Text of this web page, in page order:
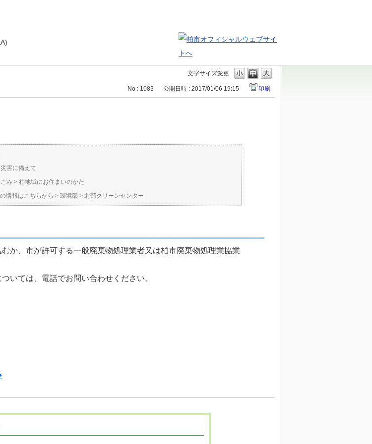
文字サイズ変更
No : 1083 公開日時 : 2017/01/06 19:15 印刷
災害に備えて
ごみ > 柏地域にお住まいのかた
情報はこちらから > 環境部 > 北部クリーンセンター
か、市が許可する一般廃棄物処理業者又は柏市廃棄物処理業協業
いては、電話でお問い合わせください。